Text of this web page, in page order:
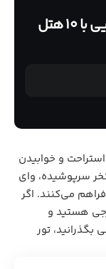
بهترین هتل های تاجیکستان : آشنایی با 10 هتل
و خوابیدن
سرپوشیده، وای
فراهم می‌کنند. اگر
هستید و
تور